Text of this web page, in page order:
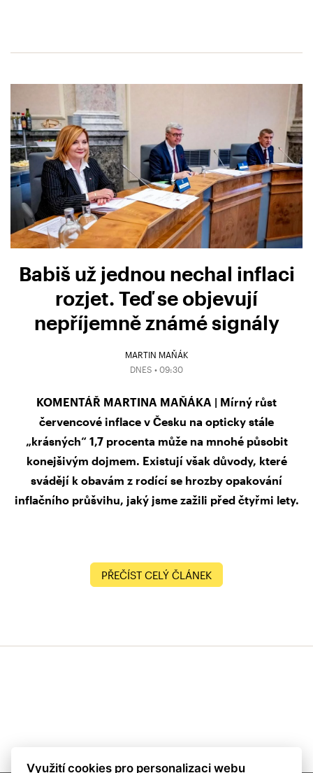
Babiš už jednou nechal inflaci
rozjet. Teď se objevují
nepříjemně známé signály
MARTIN MAŇÁK
DNES • 09:30
KOMENTÁŘ MARTINA MAŇÁKA | Mírný růst
červencové inflace v Česku na opticky stále
„krásných“ 1,7 procenta může na mnohé působit
konejšivým dojmem. Existují však důvody, které
svádějí k obavám z rodící se hrozby opakování
inflačního průšvihu, jaký jsme zažili před čtyřmi lety.
PŘEČÍST CELÝ ČLÁNEK
Využití cookies pro personalizaci webu